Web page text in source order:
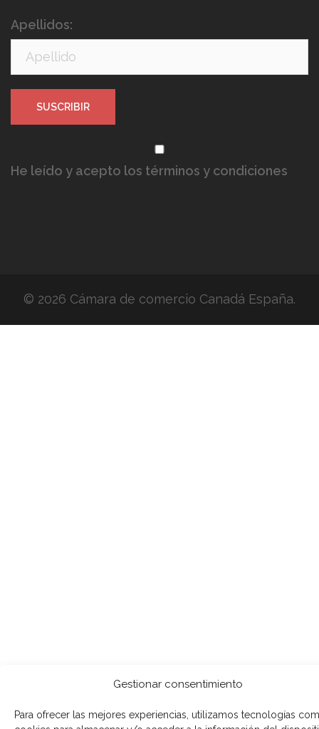
Gestionar consentimiento
Para ofrecer las mejores experiencias, utilizamos tecnologías
Apellidos:
He leído y acepto los términos y condiciones
© 2026 Cámara de comercio Canadá España.